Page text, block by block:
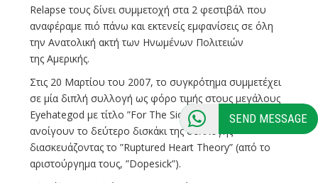
Relapse τους δίνει συμμετοχή στα 2 φεστιβάλ που
αναφέραμε πιό πάνω και εκτενείς εμφανίσεις σε όλη
την Ανατολική ακτή των Ηνωμένων Πολιτειών
της Αμερικής.
Στις 20 Μαρτίου του 2007, το συγκρότημα συμμετέχει
σε μία διπλή συλλογή ως φόρο τιμής στους μεγάλους
Eyehategod με τίτλο ”For The Sick”. Οι Αμερικάνοι
ανοίγουν το δεύτερο δισκάκι της συλλογής
διασκευάζοντας το ”Ruptured Heart Theory” (από το
αριστούργημα τους, ”Dopesick”).
SEND MESSAGE